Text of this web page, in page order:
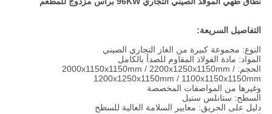
التفاصيل السريعة:
النوع: مجموعة كبيرة من الغاز التجاري الصيني
المواد: مادة الفولاذ المقاوم للصدأ بالكامل
الحجم: 2000x1150x1150mm / 2200x1250x1150mm /
1200x1250x1150mm / 1100x1150x1150mm
وغيرها من المواصفات المخصصة
السطح: ستانلس ستيل
دليل على الحريق: معايير السلامة العالية للسطح